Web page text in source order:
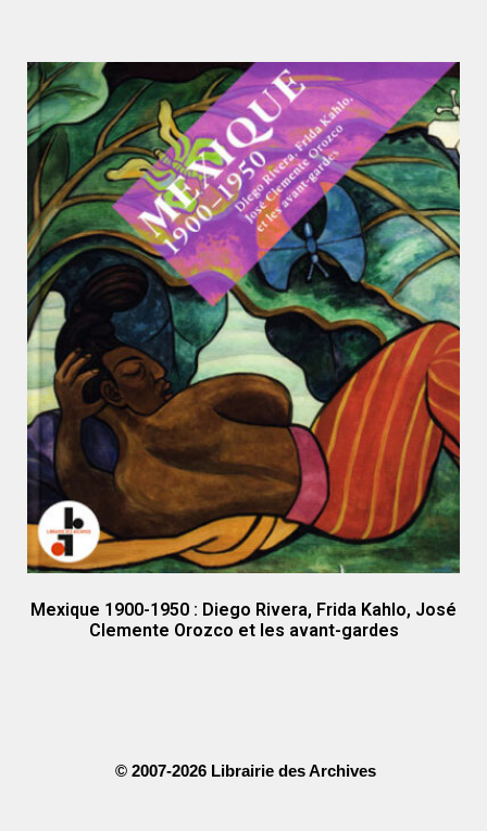
Mexique 1900-1950 : Diego Rivera, Frida Kahlo, José
Clemente Orozco et les avant-gardes
© 2007-2026 Librairie des Archives